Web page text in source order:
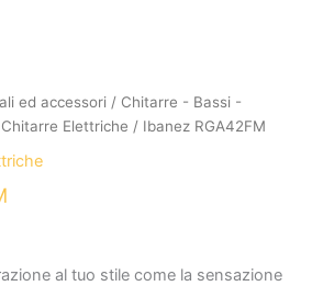
ed accessori / Chitarre - Bassi -
Chitarre Elettriche / Ibanez RGA42FM
al tuo stile come la sensazione